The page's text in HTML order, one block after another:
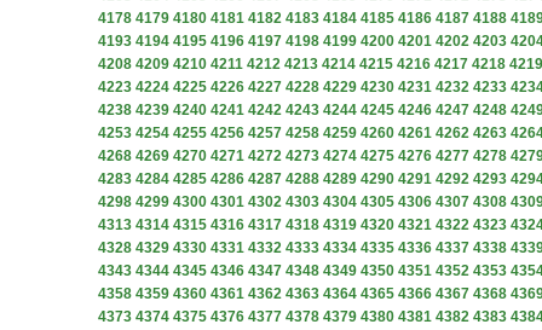
4178 4179 4180 4181 4182 4183 4184 4185 4186 4187 4188
4193 4194 4195 4196 4197 4198 4199 4200 4201 4202 4203
4208 4209 4210 4211 4212 4213 4214 4215 4216 4217 4218 4219
4223 4224 4225 4226 4227 4228 4229 4230 4231 4232 4233
4238 4239 4240 4241 4242 4243 4244 4245 4246 4247 4248
4253 4254 4255 4256 4257 4258 4259 4260 4261 4262 4263
4268 4269 4270 4271 4272 4273 4274 4275 4276 4277 4278
4283 4284 4285 4286 4287 4288 4289 4290 4291 4292 4293
4298 4299 4300 4301 4302 4303 4304 4305 4306 4307 4308
4313 4314 4315 4316 4317 4318 4319 4320 4321 4322 4323
4328 4329 4330 4331 4332 4333 4334 4335 4336 4337 4338
4343 4344 4345 4346 4347 4348 4349 4350 4351 4352 4353
4358 4359 4360 4361 4362 4363 4364 4365 4366 4367 4368
4373 4374 4375 4376 4377 4378 4379 4380 4381 4382 4383